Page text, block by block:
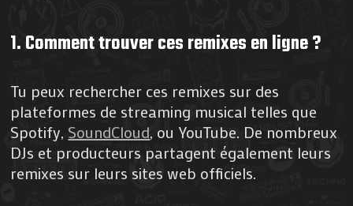
1. Comment trouver ces remixes en ligne ?
Tu peux rechercher ces remixes sur des
plateformes de streaming musical telles que
Spotify, SoundCloud, ou YouTube. De nombreux
DJs et producteurs partagent également leurs
remixes sur leurs sites web officiels.